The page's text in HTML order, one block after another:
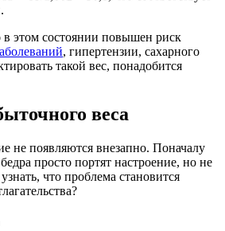
этом состоянии повышен риск
, гипертензии, сахарного
такой вес, понадобится
веса
не появляются внезапно. Поначалу
просто портят настроение, но не
что проблема становится